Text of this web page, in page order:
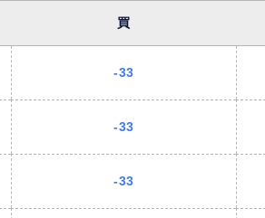
買
-33
-33
-33